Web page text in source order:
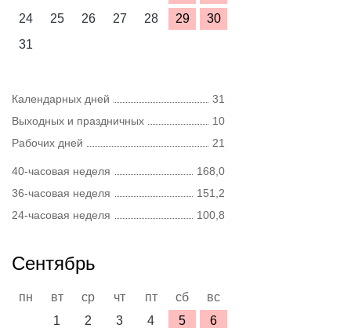
24
25 26 27 28 29
30
31
Календарных дней
31
Выходных и праздничных
10
Рабочих дней
21
40-часовая неделя
168,0
36-часовая неделя
151,2
24-часовая неделя
100,8
Сентябрь
пн вт ср чт пт сб
вс
1
2 3 4 5
6